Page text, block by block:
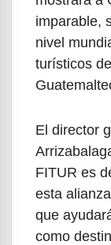
imparable,
nivel
turísticos
El director
FITUR es
esta
que
como